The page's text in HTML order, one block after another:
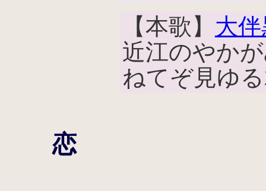
【本歌】 大
近江のやか
ねてぞ見ゆ
恋